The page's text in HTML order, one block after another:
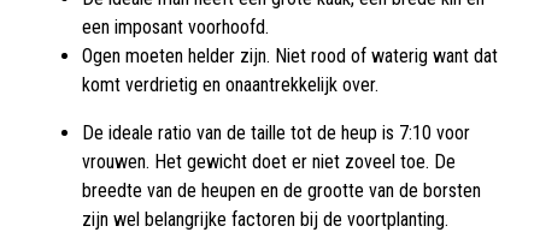
een imposant voorhoofd.
Ogen moeten helder zijn. Niet rood of waterig want dat
komt verdrietig en onaantrekkelijk over.
De ideale ratio van de taille tot de heup is 7:10 voor
vrouwen. Het gewicht doet er niet zoveel toe. De
breedte van de heupen en de grootte van de borsten
zijn wel belangrijke factoren bij de voortplanting.